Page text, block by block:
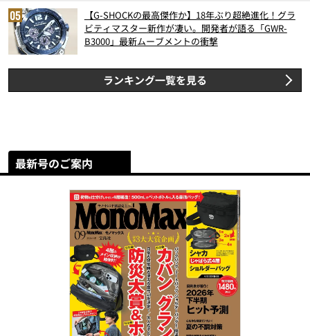
【G-SHOCKの最高傑作か】18年ぶり超絶進化！グラ
ビティマスター新作が凄い。開発者が語る「GWR-
B3000」最新ムーブメントの衝撃
ランキング一覧を見る
最新号のご案内